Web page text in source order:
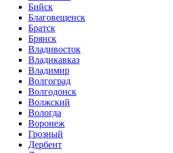
Бийск
Благовещенск
Братск
Брянск
Владивосток
Владикавказ
Владимир
Волгоград
Волгодонск
Волжский
Вологда
Воронеж
Грозный
Дербент